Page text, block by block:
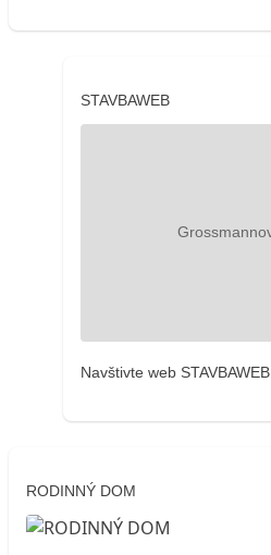
STAVBAWEB
Navštivte web STAVBAWEB
RODINNÝ DOM